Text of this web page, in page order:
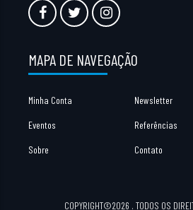
MAPA DE NAVEGAÇÃO
Minha Conta Newsletter
Eventos Referências
Sobre Contato
COPYRIGHT©2026 . TODOS OS